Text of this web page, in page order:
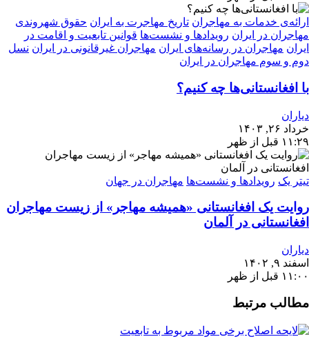
ارائه‌ی خدمات به مهاجران تاریخ مهاجرت به ایران حقوق شهروندی
مهاجران در ایران رویدادها و نشست‌ها قوانین تابعیت و اقامت در
ایران مهاجران در رسانه‌های ایران مهاجران غیرقانونی در ایران نسل
دوم و سوم مهاجران در ایران
با افغانستانی‌ها چه کنیم؟
دیاران
خرداد ۲۶, ۱۴۰۳
۱۱:۲۹ قبل از ظهر
تیتر یک رویدادها و نشست‌ها مهاجران در جهان
روایت یک افغانستانی «همیشه مهاجر» از زیست مهاجران
افغانستانی در آلمان
دیاران
اسفند ۹, ۱۴۰۲
۱۱:۰۰ قبل از ظهر
مطالب مرتبط